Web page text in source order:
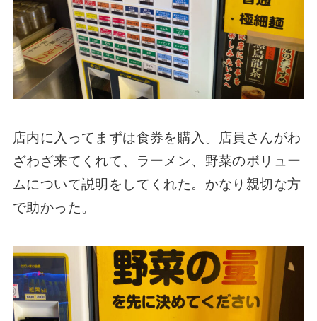
店内に入ってまずは食券を購入。店員さんがわ
ざわざ来てくれて、ラーメン、野菜のボリュー
ムについて説明をしてくれた。かなり親切な方
で助かった。